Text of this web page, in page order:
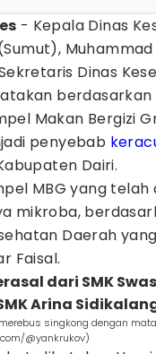
- Kepala Dinas
Muhammad
Dinas
berdasarkan
Makan Bergizi
penyebab
Dairi.
MBG yang telah
mikroba,
Daerah
Faisal.
dari SMK
Arina
singkong dengan
@yankrukov)